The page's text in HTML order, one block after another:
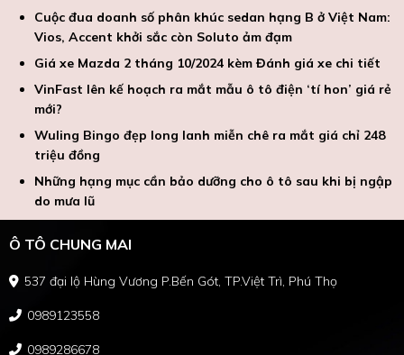
Cuộc đua doanh số phân khúc sedan hạng B ở Việt Nam:
Vios, Accent khởi sắc còn Soluto ảm đạm
Giá xe Mazda 2 tháng 10/2024 kèm Đánh giá xe chi tiết
VinFast lên kế hoạch ra mắt mẫu ô tô điện ‘tí hon’ giá rẻ
mới?
Wuling Bingo đẹp long lanh miễn chê ra mắt giá chỉ 248
triệu đồng
Những hạng mục cần bảo dưỡng cho ô tô sau khi bị ngập
do mưa lũ
Ô TÔ CHUNG MAI
537 đại lộ Hùng Vương P.Bến Gót, TP.Việt Trì, Phú Thọ
0989123558
0989286678